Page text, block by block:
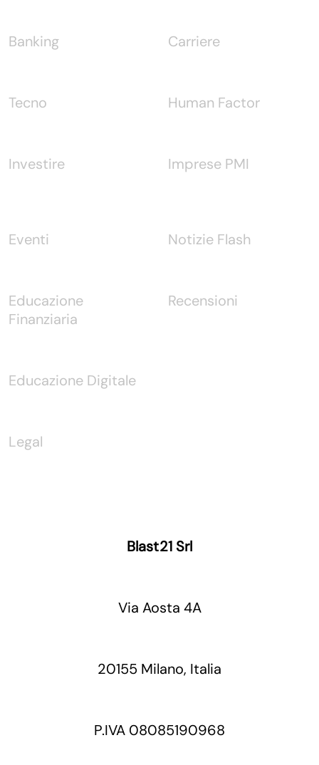
Banking
Tecno
Investire
Carriere
Human Factor
Imprese PMI
Eventi
Educazione
Finanziaria
Educazione Digitale
Legal
Notizie Flash
Recensioni
Blast21 Srl
Via Aosta 4A
20155 Milano, Italia
P.IVA 08085190968